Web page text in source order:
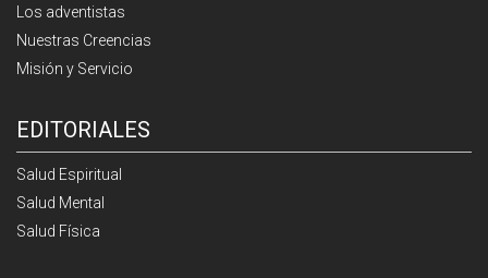
Los adventistas
Nuestras Creencias
Misión y Servicio
EDITORIALES
Salud Espiritual
Salud Mental
Salud Física